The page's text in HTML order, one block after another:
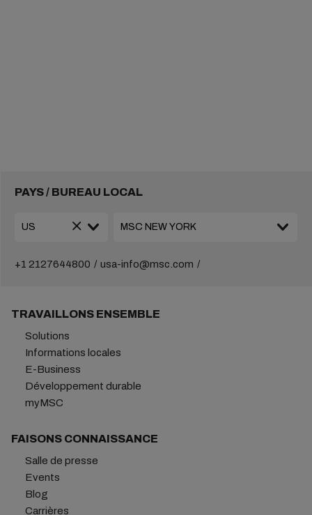
PAYS / BUREAU LOCAL
+1 2127644800 usa-info@msc.com
TRAVAILLONS ENSEMBLE
Solutions
Informations locales
E-Business
Développement durable
myMSC
FAISONS CONNAISSANCE
Salle de presse
Events
Blog
Carrières